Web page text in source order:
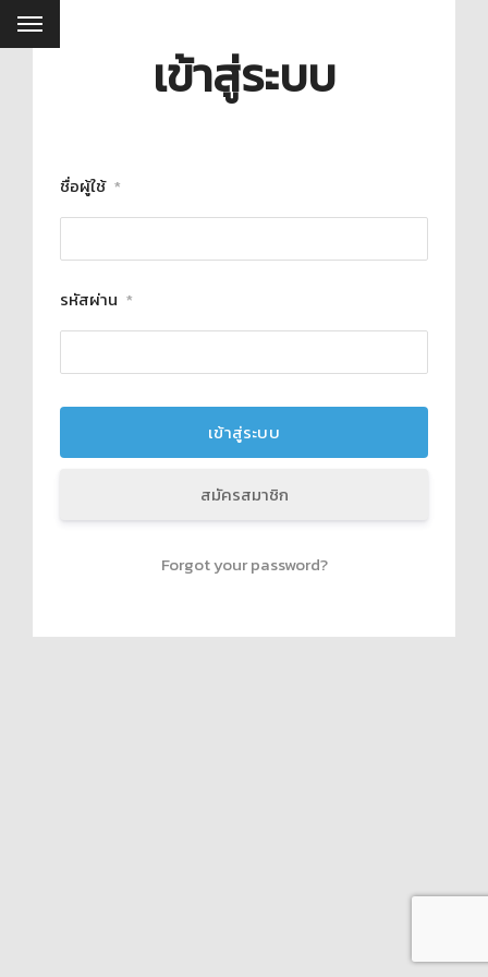
เข้าสู่ระบบ
ชื่อผู้ใช้ *
รหัสผ่าน *
สมัครสมาชิก
Forgot your password?